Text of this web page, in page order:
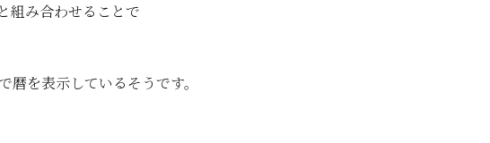
組み合わせることで
暦を表示しているそうです。